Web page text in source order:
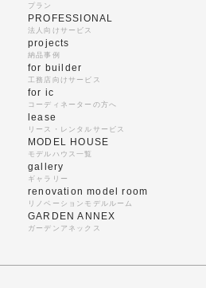
プラン
PROFESSIONAL
法人向けサービス
projects
納品事例
for builder
工務店向けサービス
for ic
コーディネーターの方へ
lease
リース・レンタルサービス
MODEL HOUSE
モデルハウス一覧
gallery
ギャラリー
renovation model room
リノベーションモデルルーム
GARDEN ANNEX
ガーデンアネックス